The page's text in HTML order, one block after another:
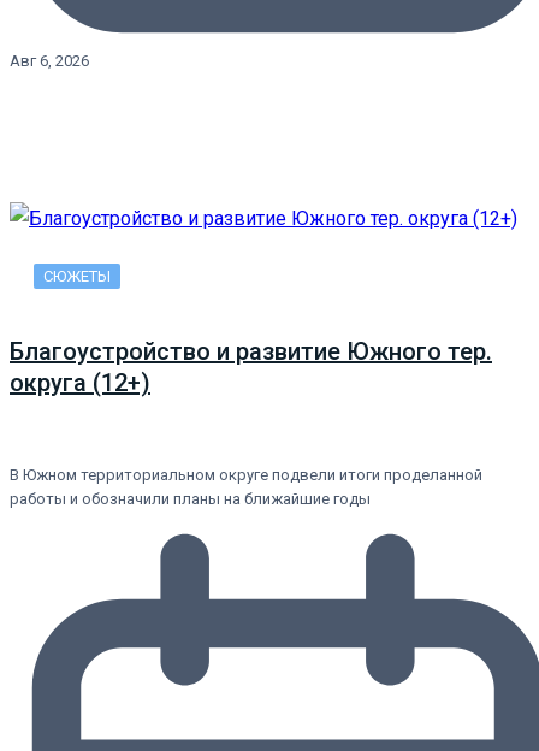
Авг 6, 2026
СЮЖЕТЫ
Благоустройство и развитие Южного тер.
округа (12+)
В Южном территориальном округе подвели итоги проделанной
работы и обозначили планы на ближайшие годы